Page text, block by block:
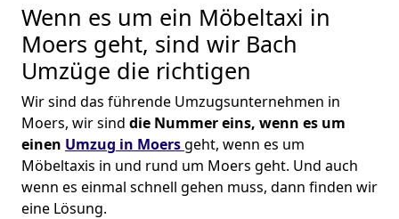
Wenn es um ein Möbeltaxi in
Moers geht, sind wir Bach
Umzüge die richtigen
Wir sind das führende Umzugsunternehmen in
Moers, wir sind die Nummer eins, wenn es um
einen Umzug in Moersgeht, wenn es um
Möbeltaxis in und rund um Moers geht. Und auch
wenn es einmal schnell gehen muss, dann finden wir
eine Lösung.